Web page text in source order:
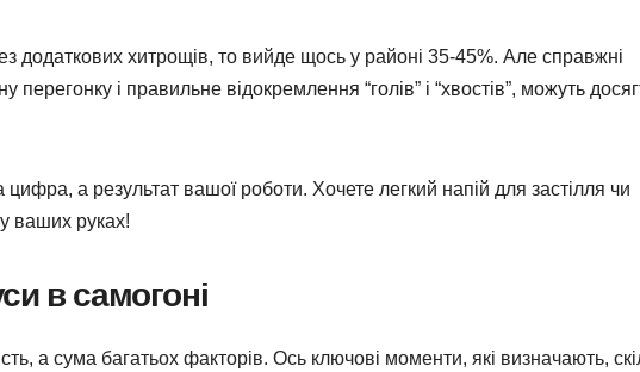
додаткових хитрощів, то вийде щось у районі 35-45%. Але справжні
перегонку і правильне відокремлення “голів” і “хвостів”, можуть
а результат вашої роботи. Хочете легкий напій для застілля чи
ваших руках!
в самогоні
а сума багатьох факторів. Ось ключові моменти, які визначають,